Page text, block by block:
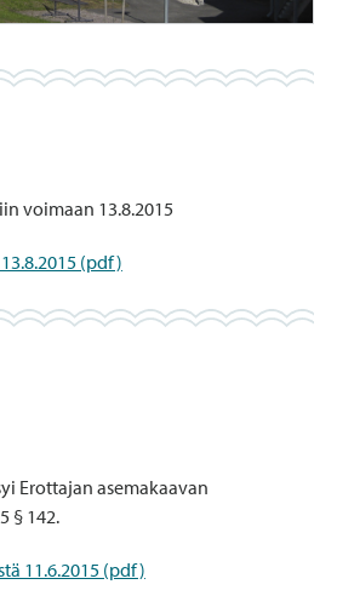
voimaan 13.8.2015
(pdf)
Erottajan asemakaavan
§ 142.
11.6.2015 (pdf)